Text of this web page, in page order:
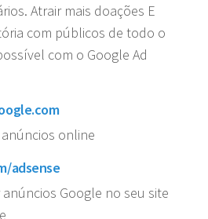
Atrair mais doações E
com públicos de todo o
com o Google Ad
online
adsense
Google no seu site